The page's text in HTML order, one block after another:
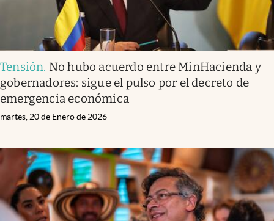
Tensión. No hubo acuerdo entre MinHacienda y
gobernadores: sigue el pulso por el decreto de
emergencia económica
martes, 20 de Enero de 2026